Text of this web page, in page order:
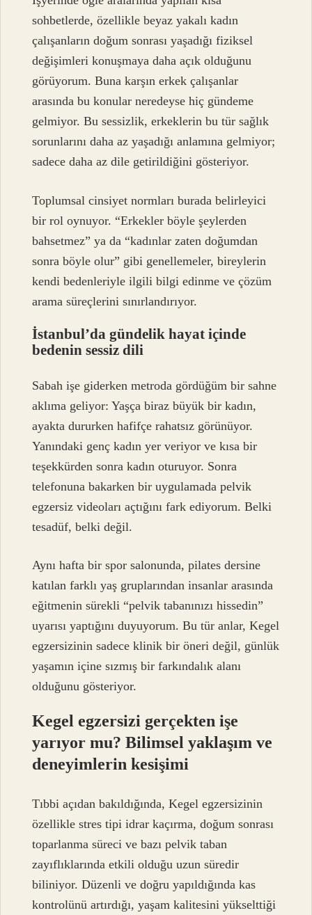
sohbetlerde, özellikle beyaz yakalı kadın
çalışanların doğum sonrası yaşadığı fiziksel
değişimleri konuşmaya daha açık olduğunu
görüyorum. Buna karşın erkek çalışanlar
arasında bu konular neredeyse hiç gündeme
gelmiyor. Bu sessizlik, erkeklerin bu tür sağlık
sorunlarını daha az yaşadığı anlamına gelmiyor;
sadece daha az dile getirildiğini gösteriyor.
Toplumsal cinsiyet normları burada belirleyici
bir rol oynuyor. “Erkekler böyle şeylerden
bahsetmez” ya da “kadınlar zaten doğumdan
sonra böyle olur” gibi genellemeler, bireylerin
kendi bedenleriyle ilgili bilgi edinme ve çözüm
arama süreçlerini sınırlandırıyor.
İstanbul’da gündelik hayat içinde
bedenin sessiz dili
Sabah işe giderken metroda gördüğüm bir sahne
aklıma geliyor: Yaşça biraz büyük bir kadın,
ayakta dururken hafifçe rahatsız görünüyor.
Yanındaki genç kadın yer veriyor ve kısa bir
teşekkürden sonra kadın oturuyor. Sonra
telefonuna bakarken bir uygulamada pelvik
egzersiz videoları açtığını fark ediyorum. Belki
tesadüf, belki değil.
Aynı hafta bir spor salonunda, pilates dersine
katılan farklı yaş gruplarından insanlar arasında
eğitmenin sürekli “pelvik tabanınızı hissedin”
uyarısı yaptığını duyuyorum. Bu tür anlar, Kegel
egzersizinin sadece klinik bir öneri değil, günlük
yaşamın içine sızmış bir farkındalık alanı
olduğunu gösteriyor.
Kegel egzersizi gerçekten işe
yarıyor mu? Bilimsel yaklaşım ve
deneyimlerin kesişimi
Tıbbi açıdan bakıldığında, Kegel egzersizinin
özellikle stres tipi idrar kaçırma, doğum sonrası
toparlanma süreci ve bazı pelvik taban
zayıflıklarında etkili olduğu uzun süredir
biliniyor. Düzenli ve doğru yapıldığında kas
kontrolünü artırdığı, yaşam kalitesini yükselttiği